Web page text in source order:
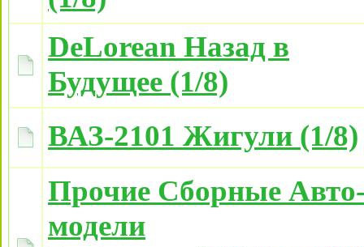
DeLorean Назад в
Будущее (1/8)
ВАЗ-2101 Жигули (1/8)
Прочие Сборные
модели